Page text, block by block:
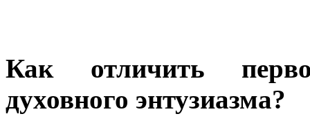
Как отличить
духовного энтузиазма?